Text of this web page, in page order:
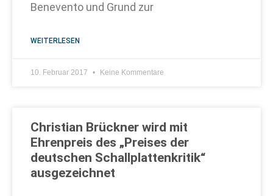
Benevento und Grund zur
WEITERLESEN
10. Februar 2017 Keine Kommentare
Christian Brückner wird mit
Ehrenpreis des „Preises der
deutschen Schallplattenkritik“
ausgezeichnet